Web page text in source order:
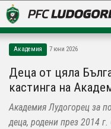
LUDOGORETS TV
НА ТЕРЕНА
СТАДИОН & БАЗИ
Академия 7 юни 2026
Деца от цяла
кастинга на
Академия Лудогорец за
деца, родени през 2014